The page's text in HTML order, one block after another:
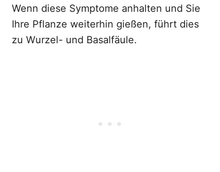
Wenn diese Symptome anhalten und Sie
Ihre Pflanze weiterhin gießen, führt dies
zu Wurzel- und Basalfäule.